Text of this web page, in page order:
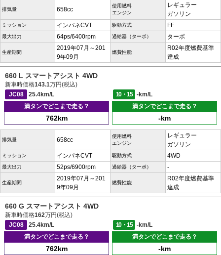
排気量 658cc
使用燃料
エンジン
レギュラー
ガソリン
ミッション インパネCVT 駆動方式 FF
最大出力 64ps/6400rpm 過給器（ターボ） ターボ
生産期間
2019年07月～201
9年09月
燃費性能
R02年度燃費基準
達成
660 L スマートアシスト 4WD
新車時価格143.1万円(税込)
JC08
25.4km/L 10・15
-km/L
満タンでどこまで走る？
762km
満タンでどこまで走る？
-km
排気量 658cc
使用燃料
エンジン
レギュラー
ガソリン
ミッション インパネCVT 駆動方式 4WD
最大出力 52ps/6900rpm 過給器（ターボ） -
生産期間
2019年07月～201
9年09月
燃費性能
R02年度燃費基準
達成
660 G スマートアシスト 4WD
新車時価格162万円(税込)
JC08
25.4km/L 10・15
-km/L
満タンでどこまで走る？
762km
満タンでどこまで走る？
-km